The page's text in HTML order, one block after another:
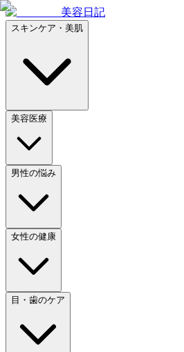
美容日記
スキンケア・美肌
美容医療
男性の悩み
女性の健康
目・歯のケア